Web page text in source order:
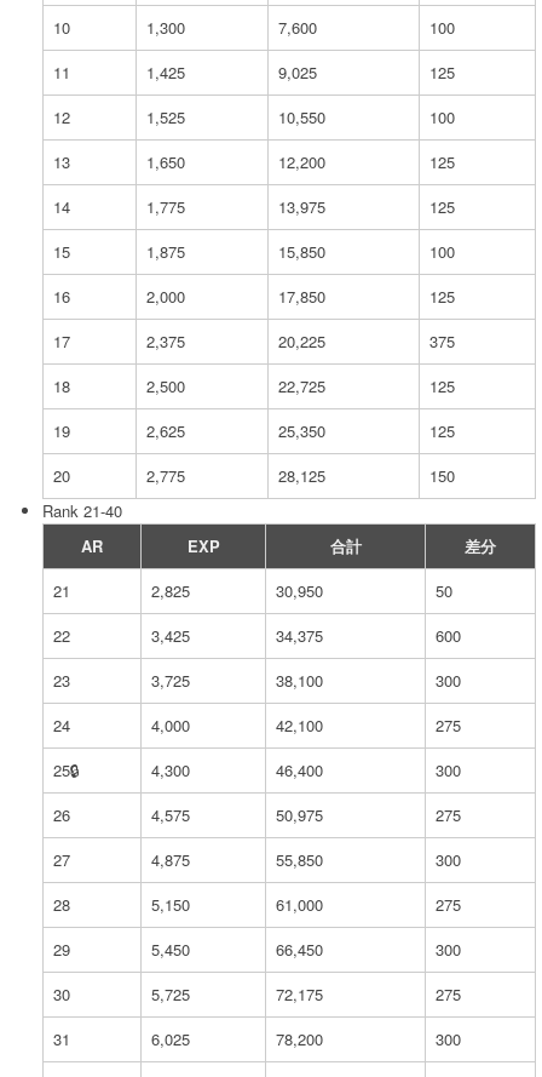
10
1,300 7,600
100
11
1,425 9,025
125
12
1,525 10,550
100
13
1,650 12,200
125
14
1,775 13,975
125
15
1,875 15,850
100
16
2,000 17,850
125
17
2,375 20,225
375
18
2,500 22,725
125
19
2,625 25,350
125
20
2,775 28,125
150
Rank 21-40
AR
EXP 合計
差分
21
2,825 30,950
50
22
3,425 34,375
600
23
3,725 38,100
300
24
4,000 42,100
275
25🔒︎
4,300 46,400
300
26
4,575 50,975
275
27
4,875 55,850
300
28
5,150 61,000
275
29
5,450 66,450
300
30
5,725 72,175
275
31
6,025 78,200
300